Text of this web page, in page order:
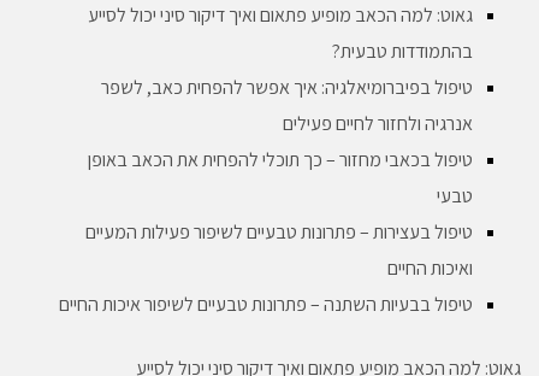
גאוט: למה הכאב מופיע פתאום ואיך דיקור סיני יכול לסייע
בהתמודדות טבעית?
טיפול בפיברומיאלגיה: איך אפשר להפחית כאב, לשפר
אנרגיה ולחזור לחיים פעילים
טיפול בכאבי מחזור – כך תוכלי להפחית את הכאב באופן
טבעי
טיפול בעצירות – פתרונות טבעיים לשיפור פעילות המעיים
ואיכות החיים
טיפול בבעיות השתנה – פתרונות טבעיים לשיפור איכות החיים
גאוט: למה הכאב מופיע פתאום ואיך דיקור סיני יכול לסייע